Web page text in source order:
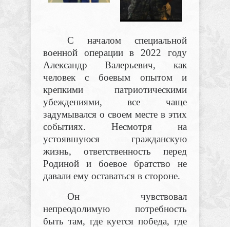
С началом специальной
военной операции в 2022 году
Александр Валерьевич, как
человек с боевым опытом и
крепкими патриотическими
убеждениями, все чаще
задумывался о своем месте в этих
событиях. Несмотря на
устоявшуюся гражданскую
жизнь, ответственность перед
Родиной и боевое братство не
давали ему оставаться в стороне.
Он чувствовал
непреодолимую потребность
быть там, где куется победа, где